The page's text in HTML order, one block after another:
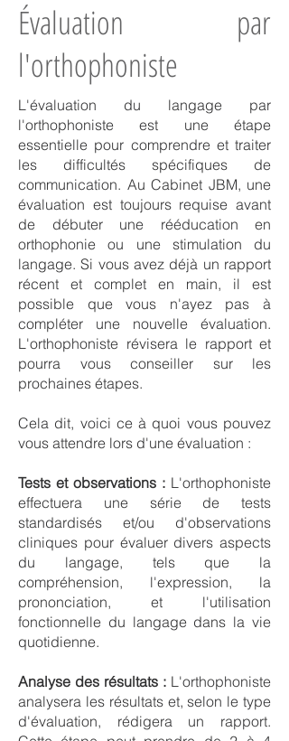
Évaluation par
l'orthophoniste
L'évaluation du langage par
l'orthophoniste est une étape
essentielle pour comprendre et traiter
les difficultés spécifiques de
communication. Au Cabinet JBM, une
évaluation est toujours requise avant
de débuter une rééducation en
orthophonie ou une stimulation du
langage. Si vous avez déjà un rapport
récent et complet en main, il est
possible que vous n'ayez pas à
compléter une nouvelle évaluation.
L'orthophoniste révisera le rapport et
pourra vous conseiller sur les
prochaines étapes.
Cela dit, voici ce à quoi vous pouvez
vous attendre lors d'une évaluation :
Tests et observations : L'orthophoniste
effectuera une série de tests
standardisés et/ou d'observations
cliniques pour évaluer divers aspects
du langage, tels que la
compréhension, l'expression, la
prononciation, et l'utilisation
fonctionnelle du langage dans la vie
quotidienne.
Analyse des résultats : L'orthophoniste
analysera les résultats et, selon le type
d'évaluation, rédigera un rapport.